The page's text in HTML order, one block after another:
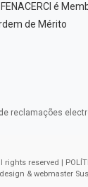
é
de Mérito
reclamações
rights reserved |
& webmaster